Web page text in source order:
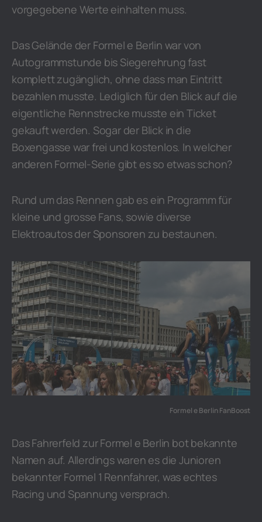
vorgegebene Werte einhalten muss.
Das Gelände der Formel e Berlin war von
Autogrammstunde bis Siegerehrung fast
komplett zugänglich, ohne dass man Eintritt
bezahlen musste. Lediglich für den Blick auf die
eigentliche Rennstrecke musste ein Ticket
gekauft werden. Sogar der Blick in die
Boxengasse war frei und kostenlos. In welcher
anderen Formel-Serie gibt es so etwas schon?
Rund um das Rennen gab es ein Programm für
kleine und grosse Fans, sowie diverse
Elektroautos der Sponsoren zu bestaunen.
Formel e Berlin FanBoost
Das Fahrerfeld zur Formel e Berlin bot bekannte
Namen auf. Allerdings waren es die Junioren
bekannter Formel 1 Rennfahrer, was echtes
Racing und Spannung versprach.